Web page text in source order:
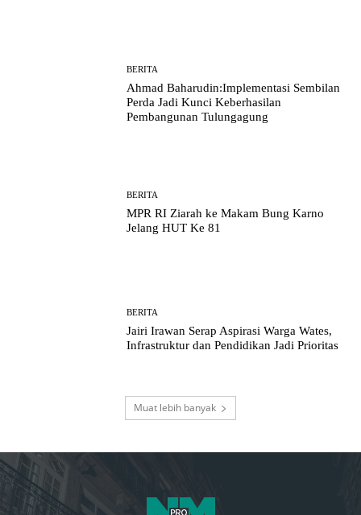
BERITA
Ahmad Baharudin:Implementasi Sembilan
Perda Jadi Kunci Keberhasilan
Pembangunan Tulungagung
BERITA
MPR RI Ziarah ke Makam Bung Karno
Jelang HUT Ke 81
BERITA
Jairi Irawan Serap Aspirasi Warga Wates,
Infrastruktur dan Pendidikan Jadi Prioritas
Muat lebih banyak